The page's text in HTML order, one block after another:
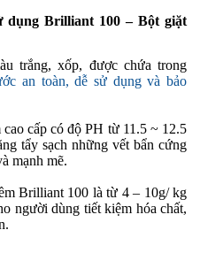
dụng Brilliant 100 – Bột giặt
trắng, xốp, được chứa trong
an toàn, dễ sử dụng và bảo
cấp có độ PH từ 11.5 ~ 12.5
tẩy sạch những vết bẩn cứng
mạnh mẽ.
Brilliant 100 là từ 4 – 10g/ kg
người dùng tiết kiệm hóa chất,